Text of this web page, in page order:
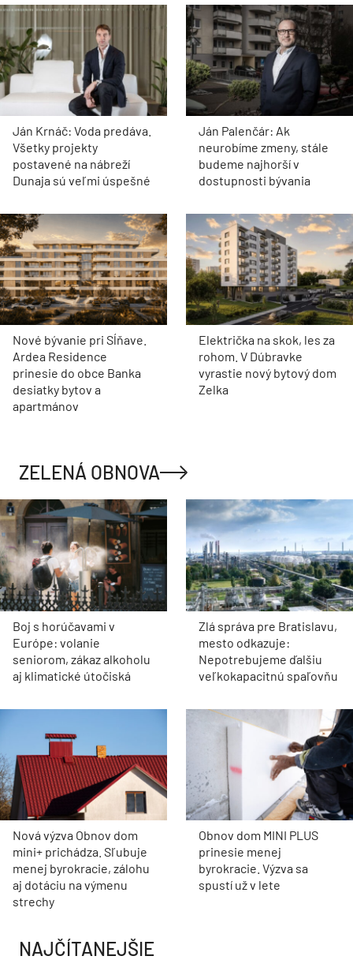
Ján Krnáč: Voda predáva.
Všetky projekty
postavené na nábreží
Dunaja sú veľmi úspešné
Ján Palenčár: Ak
neurobíme zmeny, stále
budeme najhorší v
dostupnosti bývania
Nové bývanie pri Sĺňave.
Ardea Residence
prinesie do obce Banka
desiatky bytov a
apartmánov
Električka na skok, les za
rohom. V Dúbravke
vyrastie nový bytový dom
Zelka
ZELENÁ OBNOVA
Boj s horúčavami v
Európe: volanie
seniorom, zákaz alkoholu
aj klimatické útočiská
Zlá správa pre Bratislavu,
mesto odkazuje:
Nepotrebujeme ďalšiu
veľkokapacitnú spaľovňu
Nová výzva Obnov dom
mini+ prichádza. Sľubuje
menej byrokracie, zálohu
aj dotáciu na výmenu
strechy
Obnov dom MINI PLUS
prinesie menej
byrokracie. Výzva sa
spustí už v lete
NAJČÍTANEJŠIE